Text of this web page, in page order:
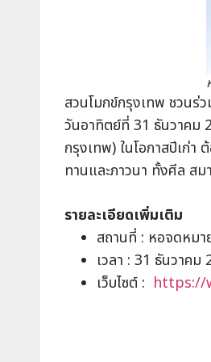
สวนโมกข์กรุงเทพ ชวนร่
วันอาทิตย์ที่ 31 ธันวาค
กรุงเทพ) ในโอกาสปีเก่
ทานและภาวนา ทั้งศีล ส
รายละเอียดเพิ่มเติม
สถานที่ : หอจดหม
เวลา : 31 ธันวาค
เว็บไซต์ : https://